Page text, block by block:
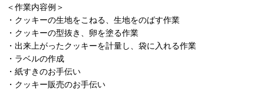
＜作業内容例＞
・クッキーの生地をこねる、生地をのばす作業
・クッキーの型抜き、卵を塗る作業
・出来上がったクッキーを計量し、袋に入れる作業
・ラベルの作成
・紙すきのお手伝い
・クッキー販売のお手伝い